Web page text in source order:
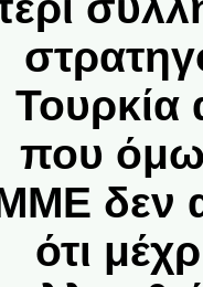
Τουρκία
που
δεν
ότι